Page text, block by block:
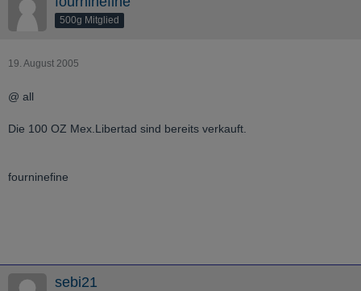
500g Mitglied
19. August 2005
@ all
Die 100 OZ Mex.Libertad sind bereits verkauft.
fourninefine
sebi21